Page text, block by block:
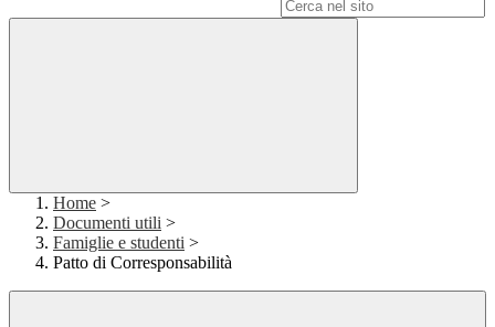
Home >
Documenti utili >
Famiglie e studenti >
Patto di Corresponsabilità